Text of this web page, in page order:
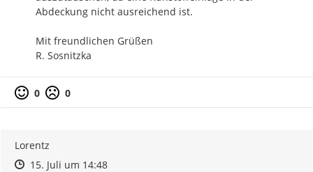
Abdeckung nicht ausreichend ist.
Mit freundlichen Grüßen
R. Sosnitzka
0 0
Lorentz
Zeitpunkt des Erstellens
Zeitpunkt des Erstellens
15. Juli um 14:48Zur Äußerung